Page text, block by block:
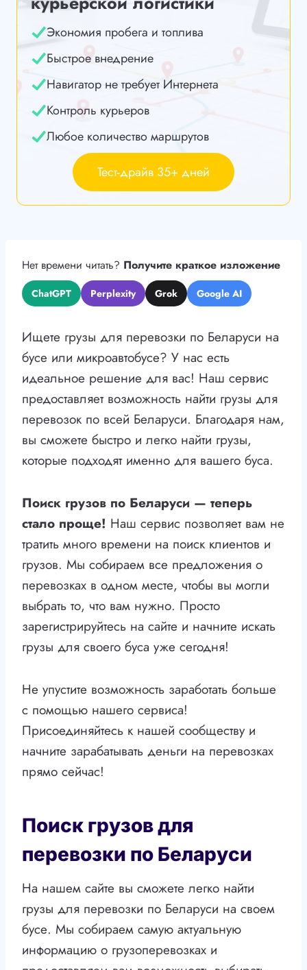
Экономия пробега и топлива
Быстрое внедрение
Навигатор не требует Интернета
Контроль курьеров
Любое количество маршрутов
Тест-драйв 35+ дней
Нет времени читать? Получите краткое изложение
ChatGPT Perplexity Grok Google AI
Ищете грузы для перевозки по Беларуси на
бусе или микроавтобусе? У нас есть
идеальное решение для вас! Наш сервис
предоставляет возможность найти грузы для
перевозок по всей Беларуси. Благодаря нам,
вы сможете быстро и легко найти грузы,
которые подходят именно для вашего буса.
Поиск грузов по Беларуси — теперь
стало проще! Наш сервис позволяет вам не
тратить много времени на поиск клиентов и
грузов. Мы собираем все предложения о
перевозках в одном месте, чтобы вы могли
выбрать то, что вам нужно. Просто
зарегистрируйтесь на сайте и начните искать
грузы для своего буса уже сегодня!
Не упустите возможность заработать больше
с помощью нашего сервиса!
Присоединяйтесь к нашей сообществу и
начните зарабатывать деньги на перевозках
прямо сейчас!
Поиск грузов для
перевозки по Беларуси
На нашем сайте вы сможете легко найти
грузы для перевозки по Беларуси на своем
бусе. Мы собираем самую актуальную
информацию о грузоперевозках и